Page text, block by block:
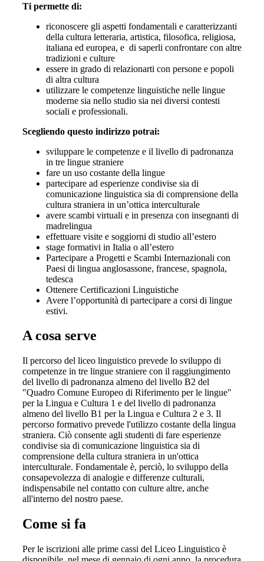
Ti permette di:
riconoscere gli aspetti fondamentali e caratterizzanti
della cultura letteraria, artistica, filosofica, religiosa,
italiana ed europea, e di saperli confrontare con altre
tradizioni e culture
essere in grado di relazionarti con persone e popoli
di altra cultura
utilizzare le competenze linguistiche nelle lingue
moderne sia nello studio sia nei diversi contesti
sociali e professionali.
Scegliendo questo indirizzo potrai:
sviluppare le competenze e il livello di padronanza
in tre lingue straniere
fare un uso costante della lingue
partecipare ad esperienze condivise sia di
comunicazione linguistica sia di comprensione della
cultura straniera in un’ottica interculturale
avere scambi virtuali e in presenza con insegnanti di
madrelingua
effettuare visite e soggiorni di studio all’estero
stage formativi in Italia o all’estero
Partecipare a Progetti e Scambi Internazionali con
Paesi di lingua anglosassone, francese, spagnola,
tedesca
Ottenere Certificazioni Linguistiche
Avere l’opportunità di partecipare a corsi di lingue
estivi.
A cosa serve
Il percorso del liceo linguistico prevede lo sviluppo di
competenze in tre lingue straniere con il raggiungimento
del livello di padronanza almeno del livello B2 del
"Quadro Comune Europeo di Riferimento per le lingue"
per la Lingua e Cultura 1 e del livello di padronanza
almeno del livello B1 per la Lingua e Cultura 2 e 3. Il
percorso formativo prevede l'utilizzo costante della lingua
straniera. Ciò consente agli studenti di fare esperienze
condivise sia di comunicazione linguistica sia di
comprensione della cultura straniera in un'ottica
interculturale. Fondamentale è, perciò, lo sviluppo della
consapevolezza di analogie e differenze culturali,
indispensabile nel contatto con culture altre, anche
all'interno del nostro paese.
Come si fa
Per le iscrizioni alle prime cassi del Liceo Linguistico è